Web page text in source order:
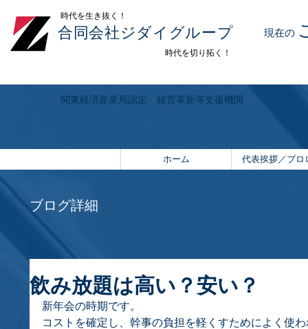
合同会社ジダイグループ 現在の
​時代を生き抜く！
時代を切り拓く！
関東経済産業局認定 経営革新等支援機関
ホーム 代表挨拶／プロ
ブログ詳細
飲み放題は高い？安い？
新年会の時期です。
コストを確定し、幹事の負担を軽くすためによく使